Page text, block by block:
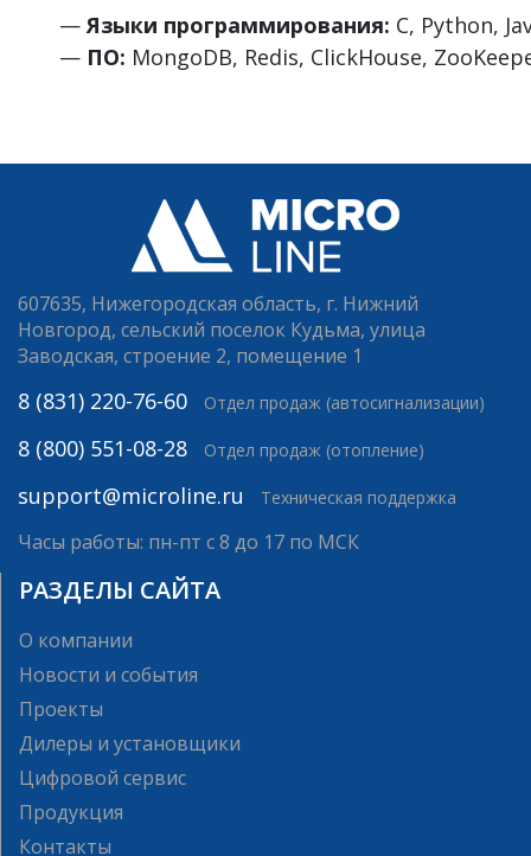
— Языки программирования: C, Python,
— ПО: MongoDB, Redis, ClickHouse,
607635, Нижегородская область, г. Нижний
Новгород, сельский поселок Кудьма, улица
Заводская, строение 2, помещение 1
8 (831) 220-76-60 Отдел продаж (автосигнализации)
8 (800) 551-08-28 Отдел продаж (отопление)
support@microline.ru Техническая поддержка
Часы работы: пн-пт с 8 до 17 по МСК
РАЗДЕЛЫ САЙТА
О компании
Новости и события
Проекты
Дилеры и установщики
Цифровой сервис
Продукция
Контакты